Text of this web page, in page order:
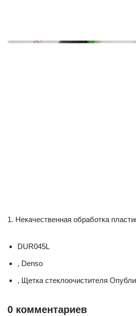
1. Некачественная обработка
DUR045L
, Denso
, Щетка стеклоочистителя
0 комментариев